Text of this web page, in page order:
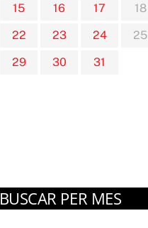
15 16 17 18
22 23 24 25
29 30
31
BUSCAR PER MES